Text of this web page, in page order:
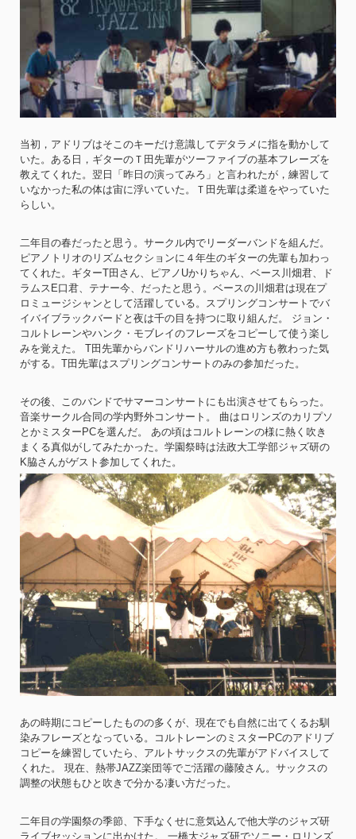
当初，アドリブはそこのキーだけ意識してデタラメに指を動かして
いた。ある日，ギターのＴ田先輩がツーファイブの基本フレーズを
教えてくれた。翌日「昨日の演ってみろ」と言われたが，練習して
いなかった私の体は宙に浮いていた。Ｔ田先輩は柔道をやっていた
らしい。
二年目の春だったと思う。サークル内でリーダーバンドを組んだ。
ピアノトリオのリズムセクションに４年生のギターの先輩も加わっ
てくれた。ギターT田さん、ピアノUかりちゃん、ベース川畑君、ド
ラムスE口君、テナー今、だったと思う。ベースの川畑君は現在プ
ロミュージシャンとして活躍している。スプリングコンサートでバ
イバイブラックバードと夜は千の目を持つに取り組んだ。 ジョン・
コルトレーンやハンク・モブレイのフレーズをコピーして使う楽し
みを覚えた。 T田先輩からバンドリハーサルの進め方も教わった気
がする。T田先輩はスプリングコンサートのみの参加だった。
その後、このバンドでサマーコンサートにも出演させてもらった。
音楽サークル合同の学内野外コンサート。 曲はロリンズのカリプソ
とかミスターPCを選んだ。 あの頃はコルトレーンの様に熱く吹き
まくる真似がしてみたかった。学園祭時は法政大工学部ジャズ研の
K脇さんがゲスト参加してくれた。
あの時期にコピーしたものの多くが、現在でも自然に出てくるお馴
染みフレーズとなっている。コルトレーンのミスターPCのアドリブ
コピーを練習していたら、アルトサックスの先輩がアドバイスして
くれた。 現在、熱帯JAZZ楽団等でご活躍の藤陵さん。サックスの
調整の状態もひと吹きで分かる凄い方だった。
二年目の学園祭の季節、下手なくせに意気込んで他大学のジャズ研
ライブセッションに出かけた。 一橋大ジャズ研でソニー・ロリンズ